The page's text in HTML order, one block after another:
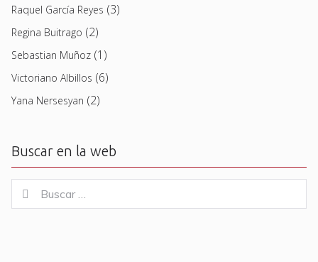
Raquel García Reyes (3)
Regina Buitrago (2)
Sebastian Muñoz (1)
Victoriano Albillos (6)
Yana Nersesyan (2)
Buscar en la web
for:
Buscar